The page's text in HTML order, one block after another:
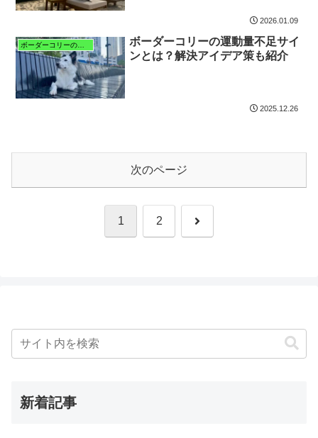
2026.01.09
ボーダーコリーの特徴と暮らし
ボーダーコリーの運動量不足サイ
ンとは？解決アイデア策も紹介
2025.12.26
次のページ
1 2 次
新着記事